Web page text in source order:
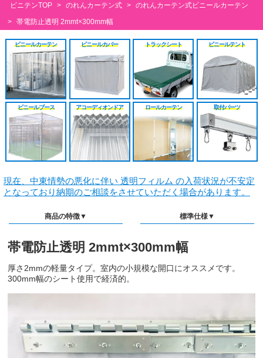
ビニテンTOP > のれんカーテン式 >
のれんカーテン式ビニールカーテン
>
帯電防止透明 2mmt×300mm幅
ビニールカーテン ビニールカバー トラックシート ビニールテント
ビニールブース アコーディオンドア ロールカーテン 取付パーツ
現在、中東情勢の悪化に伴い 透明フィルム の入荷状況が不安定
となっており納期のご相談をさせていただく場合があります。
商品の特徴▼ 標準仕様▼
帯電防止透明 2mmt×300mm幅
厚さ2mmの軽量タイプ。室内の小規模な開口にオススメです。
300mm幅のシート使用で経済的。